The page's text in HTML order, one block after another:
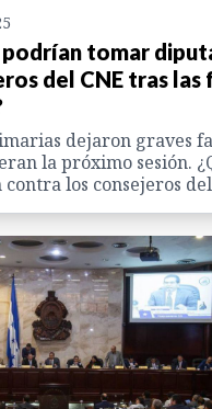
podrían tomar
del CNE tras las
dejaron graves
la próximo sesión.
los consejeros